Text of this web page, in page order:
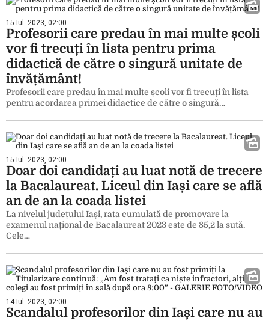
15 Iul. 2023, 02:00
Profesorii care predau în mai multe școli
vor fi trecuți în lista pentru prima
didactică de către o singură unitate de
învățământ!
Profesorii care predau în mai multe școli vor fi trecuți în lista
pentru acordarea primei didactice de către o singură…
15 Iul. 2023, 02:00
Doar doi candidați au luat notă de trecere
la Bacalaureat. Liceul din Iași care se află
an de an la coada listei
La nivelul județului Iași, rata cumulată de promovare la
examenul național de Bacalaureat 2023 este de 85,2 la sută.
Cele…
14 Iul. 2023, 02:00
Scandalul profesorilor din Iași care nu au